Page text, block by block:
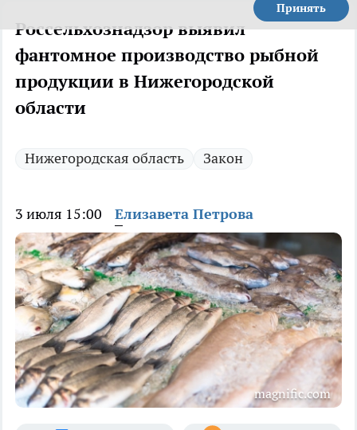
Принять
Россельхознадзор выявил
фантомное производство рыбной
продукции в Нижегородской
области
Нижегородская область Закон
3 июля 15:00 Елизавета Петрова
magnific.com